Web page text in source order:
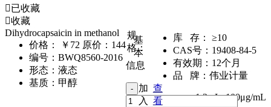
已收藏
收藏
Dihydrocapsaicin in methanol
价格：
￥72 原价：144
编号： BWQ8560-2016
形态： 液态
基质： 甲醇
库 存：
≥10
CAS号： 19408-84-5
有效期： 12个月
品 牌： 伟业计量
规
格：
1.2mL,100μg/mL
加
入
查
看
基
本
信息